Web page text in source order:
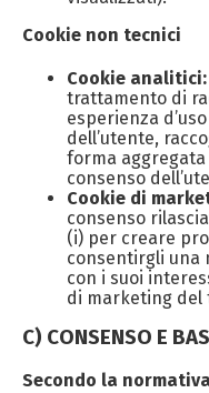
Cookie non tecnici
Cookie analitici:
trattamento di
esperienza
dell’utente,
forma
consenso
Cookie di
consenso
(i) per creare
consentirgli una
con i suoi
di marketing
C) CONSENSO E
Secondo la